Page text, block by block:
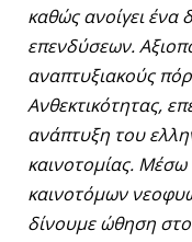
καθώς ανοίγει ένα
επενδύσεων.
αναπτυξιακούς
Ανθεκτικότητας,
ανάπτυξη του
καινοτομίας.
καινοτόμων
δίνουμε ώθηση